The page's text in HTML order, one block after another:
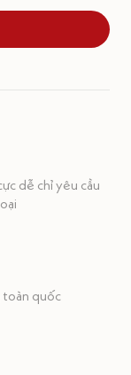
dễ chỉ yêu cầu
toàn quốc